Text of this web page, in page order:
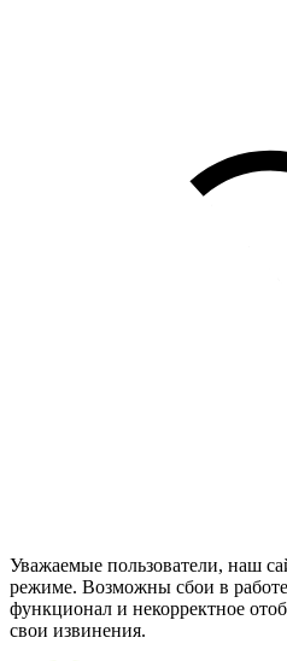
Уважаемые пользователи, наш
режиме. Возможны сбои в
функционал и некорректное
свои извинения.